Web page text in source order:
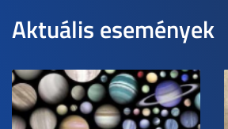
Aktuális események